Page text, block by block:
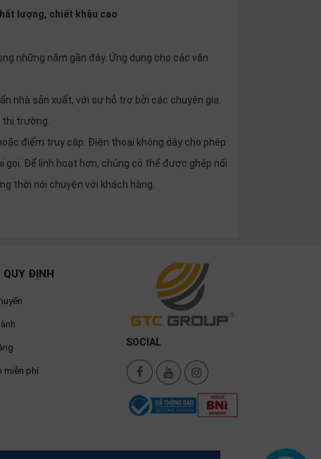
lượng, chiết khâu cao
những năm gần đây. Ứng dụng cho các văn
nhà sản xuất, với sự hỗ trợ bởi các chuyên gia.
thị trường.
điểm truy cập. Điện thoại không dây cho phép
gọi. Để linh hoạt hơn, chúng có thể được ghép nối
thời nói chuyện với khách hàng.
QUY ĐỊNH
miễn phí
SOCIAL